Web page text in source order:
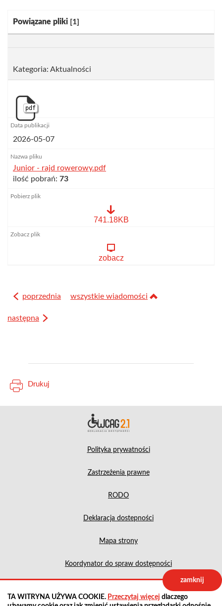
TA WITRYNA UŻYWA COOKIE. Przeczytaj więcej dlaczego
zamknij
Kategoria:
Powiązane pliki [1]
Kategoria: Aktualności
pdf
2026-05-07
Junior - rajd rowerowy.pdf
ilość pobrań: 73
rajd
741.18KB
zobacz
poprzednia wszystkie wiadomości
następna
Drukuj
Polityka prywatności
Zastrzeżenia prawne
RODO
Deklaracja dostepności
Mapa strony
Koordynator do spraw dostępności
Projekt: IntraCOM.pl